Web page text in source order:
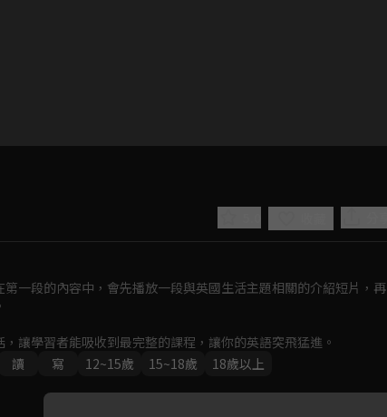
Play
一段的內容中，會先播放一段與英國生活主題相關的介紹短片，再
讓學習者能吸收到最完整的課程，讓你的英語突飛猛進。
讀 寫 12~15歲 15~18歲 18歲以上